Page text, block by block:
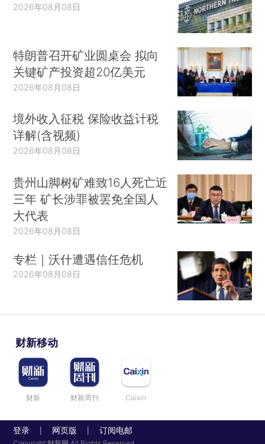
2026年08月08日
特朗普召开矿业圆桌会 拟向
关键矿产投资超20亿美元
2026年08月08日
境外收入征税 保险收益计税
详解(含视频)
2026年08月08日
贵州山脚树矿难致16人死亡近
三年 矿长涉罪被罢免全国人
大代表
2026年08月08日
专栏｜沃什遭遇信任危机
2026年08月08日
财新移动
财新 财新周刊 Caixin
登录 网页版 订阅电邮